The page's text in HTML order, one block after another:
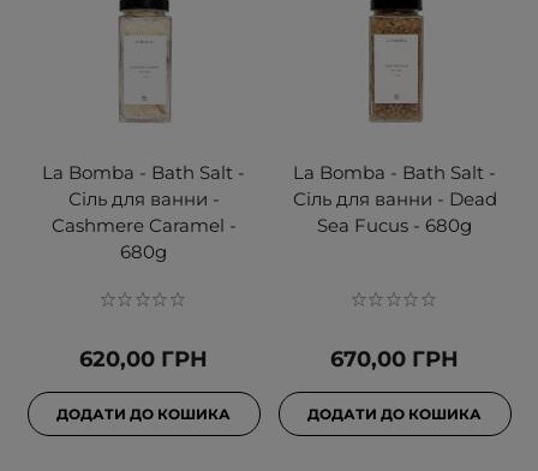
La Bomba - Bath Salt -
Сіль для ванни -
Cashmere Caramel -
680g
620,00 ГРН
ДОДАТИ ДО КОШИКА
La Bomba - Bath Salt -
Сіль для ванни - Dead
Sea Fucus - 680g
670,00 ГРН
ДОДАТИ ДО КОШИКА